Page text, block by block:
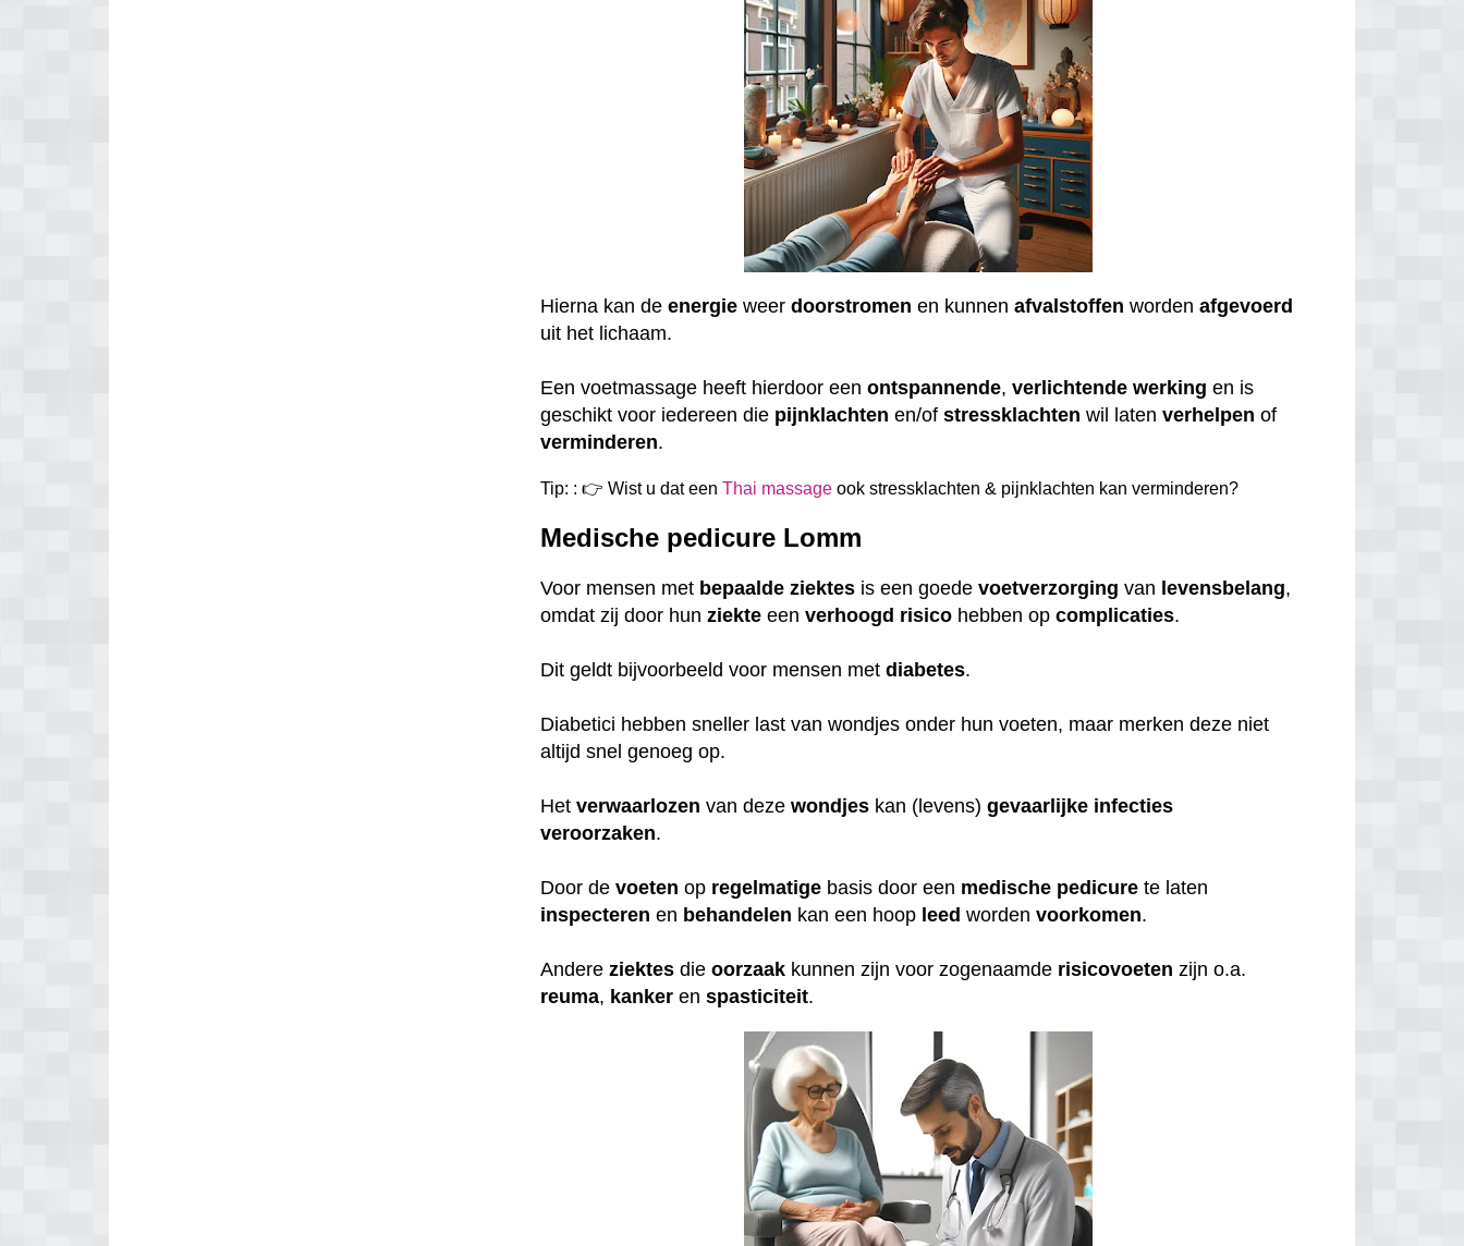
Hierna kan deenergie weerdoorstromen en kunnenafvalstoffen wordenafgevoerd
uit het lichaam.
Een voetmassage heeft hierdoor eenontspannende,verlichtende werking en is
geschikt voor iedereen die pijnklachten en/ofstressklachten wil latenverhelpen of
verminderen.
Tip: : 👉 Wist u dat eenThai massage ookstressklachten & pijnklachten kan verminderen?
Medische pedicure Lomm
Voor mensen met bepaalde ziektes is een goedevoetverzorging van levensbelang,
omdat zij door hunziekte eenverhoogd risico hebben opcomplicaties.
Dit geldt bijvoorbeeld voor mensen metdiabetes.
Diabetici hebben sneller last van wondjes onder hun voeten, maar merken deze niet
altijd snel genoeg op.
Hetverwaarlozen van dezewondjes kan (levens)gevaarlijke infecties
veroorzaken.
Door devoeten op regelmatige basis door een medische pedicure te laten
inspecteren en behandelen kan een hoop leed wordenvoorkomen.
Andereziektes dieoorzaak kunnen zijn voor zogenaamde risicovoeten zijn o.a.
reuma, kanker enspasticiteit.